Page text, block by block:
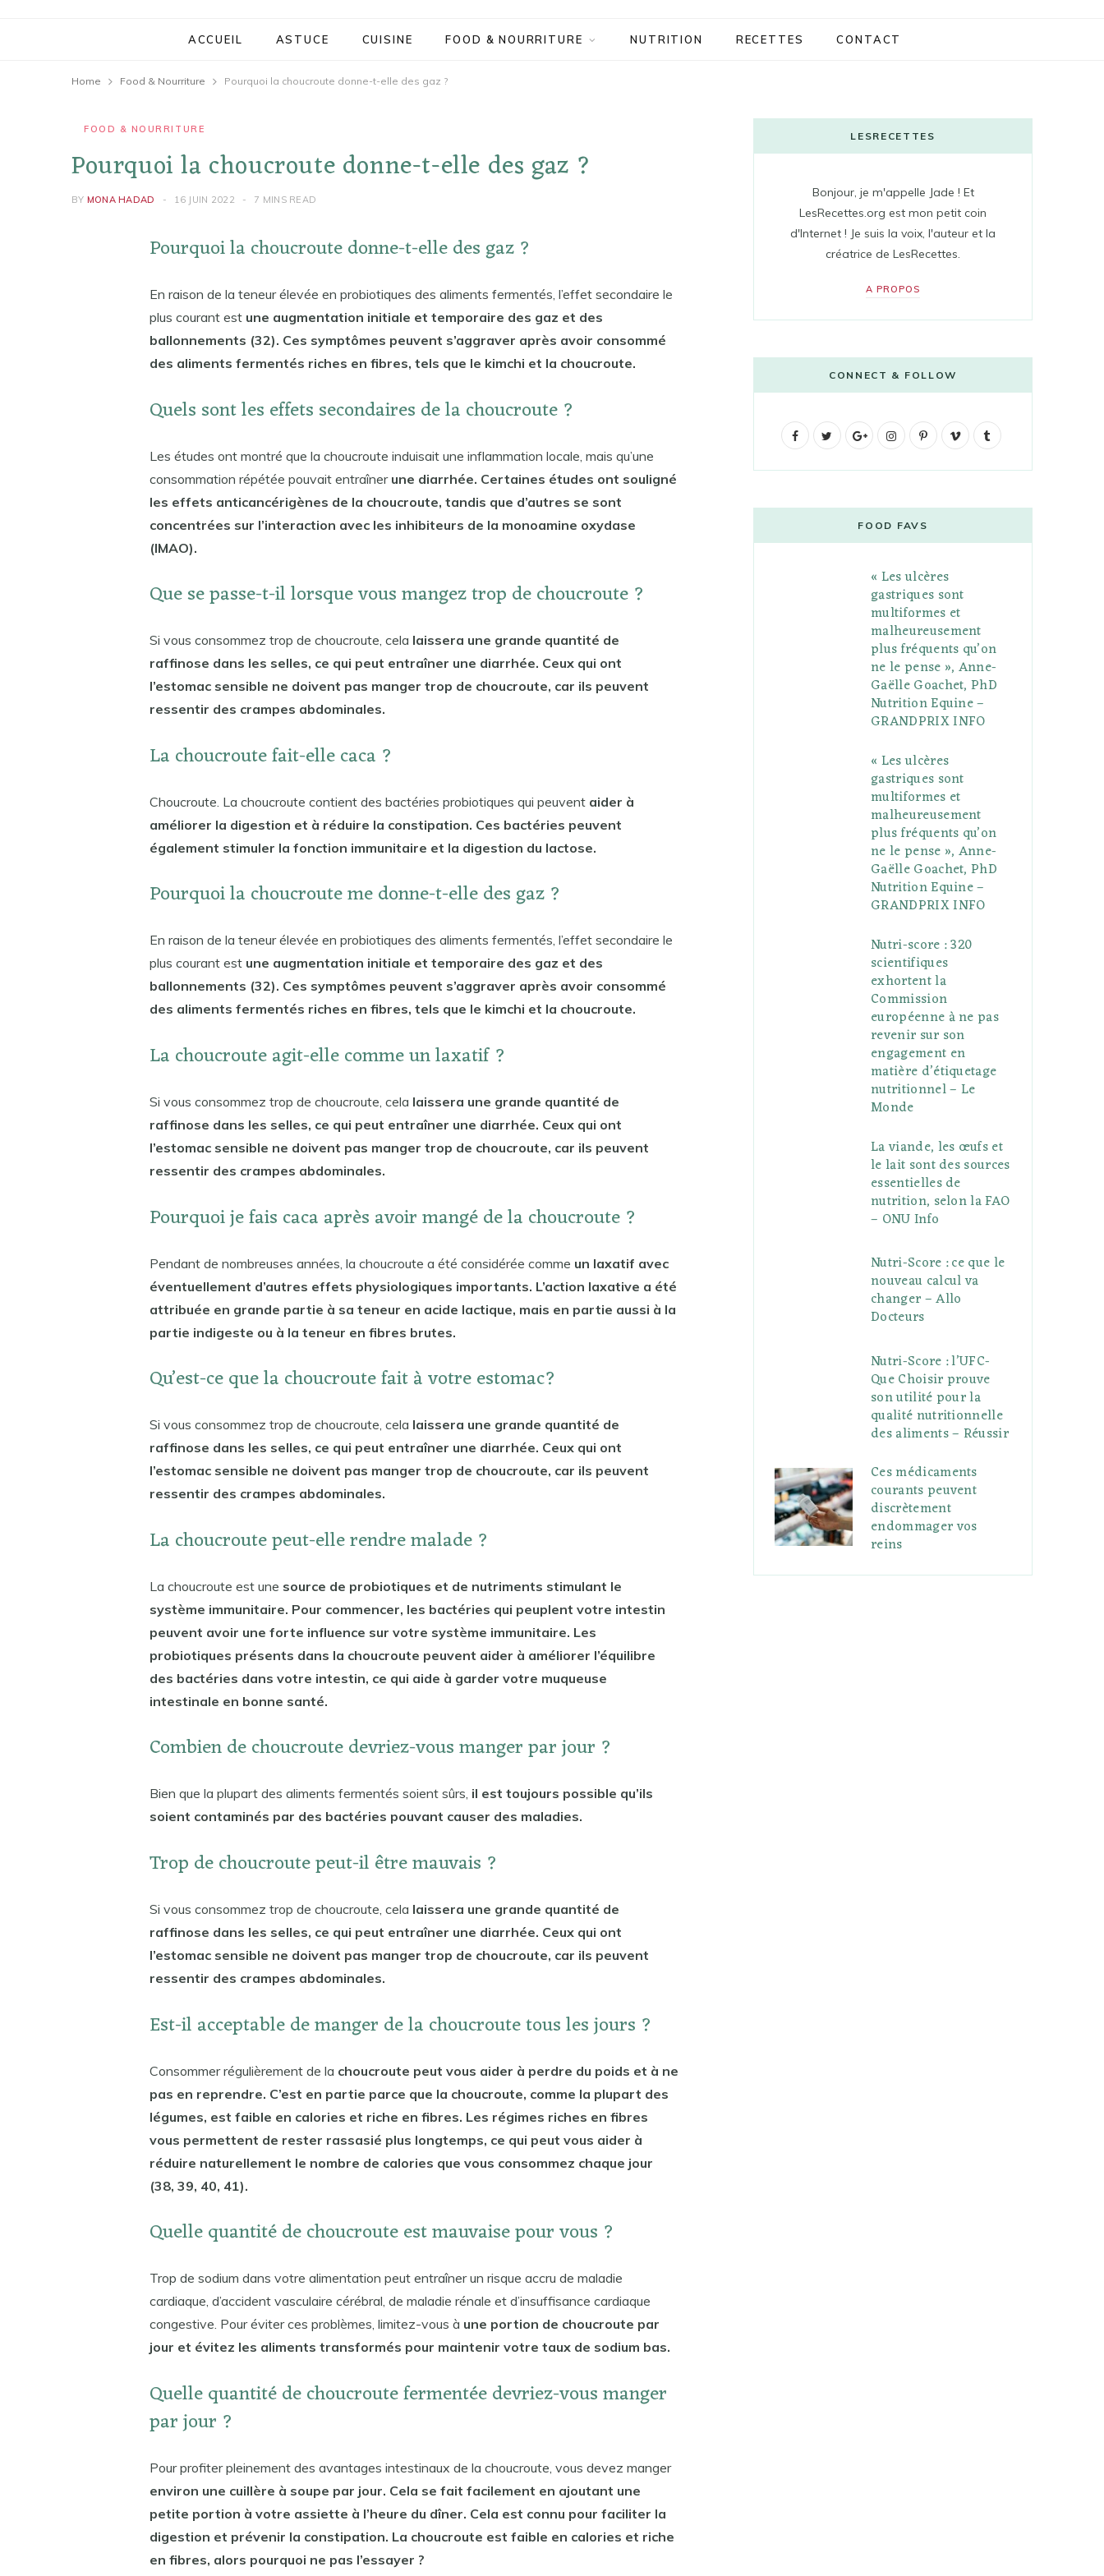
ACCUEIL ASTUCE CUISINE FOOD & NOURRITURE NUTRITION RECETTES CONTACT
Home Food & Nourriture Pourquoi la choucroute donne-t-elle des gaz ?
FOOD & NOURRITURE
Pourquoi la choucroute donne-t-elle des gaz ?
BY MONA HADAD 16 JUIN 2022 7 MINS READ
Pourquoi la choucroute donne-t-elle des gaz ?
En raison de la teneur élevée en probiotiques des aliments fermentés, l’effet secondaire le
plus courant est une augmentation initiale et temporaire des gaz et des
ballonnements (32). Ces symptômes peuvent s’aggraver après avoir consommé
des aliments fermentés riches en fibres, tels que le kimchi et la choucroute.
Quels sont les effets secondaires de la choucroute ?
Les études ont montré que la choucroute induisait une inflammation locale, mais qu’une
consommation répétée pouvait entraîner une diarrhée. Certaines études ont souligné
les effets anticancérigènes de la choucroute, tandis que d’autres se sont
concentrées sur l’interaction avec les inhibiteurs de la monoamine oxydase
(IMAO).
Que se passe-t-il lorsque vous mangez trop de choucroute ?
Si vous consommez trop de choucroute, cela laissera une grande quantité de
raffinose dans les selles, ce qui peut entraîner une diarrhée. Ceux qui ont
l’estomac sensible ne doivent pas manger trop de choucroute, car ils peuvent
ressentir des crampes abdominales.
La choucroute fait-elle caca ?
Choucroute. La choucroute contient des bactéries probiotiques qui peuvent aider à
améliorer la digestion et à réduire la constipation. Ces bactéries peuvent
également stimuler la fonction immunitaire et la digestion du lactose.
Pourquoi la choucroute me donne-t-elle des gaz ?
En raison de la teneur élevée en probiotiques des aliments fermentés, l’effet secondaire le
plus courant est une augmentation initiale et temporaire des gaz et des
ballonnements (32). Ces symptômes peuvent s’aggraver après avoir consommé
des aliments fermentés riches en fibres, tels que le kimchi et la choucroute.
La choucroute agit-elle comme un laxatif ?
Si vous consommez trop de choucroute, cela laissera une grande quantité de
raffinose dans les selles, ce qui peut entraîner une diarrhée. Ceux qui ont
l’estomac sensible ne doivent pas manger trop de choucroute, car ils peuvent
ressentir des crampes abdominales.
Pourquoi je fais caca après avoir mangé de la choucroute ?
Pendant de nombreuses années, la choucroute a été considérée comme un laxatif avec
éventuellement d’autres effets physiologiques importants. L’action laxative a été
attribuée en grande partie à sa teneur en acide lactique, mais en partie aussi à la
partie indigeste ou à la teneur en fibres brutes.
Qu’est-ce que la choucroute fait à votre estomac?
Si vous consommez trop de choucroute, cela laissera une grande quantité de
raffinose dans les selles, ce qui peut entraîner une diarrhée. Ceux qui ont
l’estomac sensible ne doivent pas manger trop de choucroute, car ils peuvent
ressentir des crampes abdominales.
La choucroute peut-elle rendre malade ?
La choucroute est une source de probiotiques et de nutriments stimulant le
système immunitaire. Pour commencer, les bactéries qui peuplent votre intestin
peuvent avoir une forte influence sur votre système immunitaire. Les
probiotiques présents dans la choucroute peuvent aider à améliorer l’équilibre
des bactéries dans votre intestin, ce qui aide à garder votre muqueuse
intestinale en bonne santé.
Combien de choucroute devriez-vous manger par jour ?
Bien que la plupart des aliments fermentés soient sûrs, il est toujours possible qu’ils
soient contaminés par des bactéries pouvant causer des maladies.
Trop de choucroute peut-il être mauvais ?
Si vous consommez trop de choucroute, cela laissera une grande quantité de
raffinose dans les selles, ce qui peut entraîner une diarrhée. Ceux qui ont
l’estomac sensible ne doivent pas manger trop de choucroute, car ils peuvent
ressentir des crampes abdominales.
Est-il acceptable de manger de la choucroute tous les jours ?
Consommer régulièrement de la choucroute peut vous aider à perdre du poids et à ne
pas en reprendre. C’est en partie parce que la choucroute, comme la plupart des
légumes, est faible en calories et riche en fibres. Les régimes riches en fibres
vous permettent de rester rassasié plus longtemps, ce qui peut vous aider à
réduire naturellement le nombre de calories que vous consommez chaque jour
(38, 39, 40, 41).
Quelle quantité de choucroute est mauvaise pour vous ?
Trop de sodium dans votre alimentation peut entraîner un risque accru de maladie
cardiaque, d’accident vasculaire cérébral, de maladie rénale et d’insuffisance cardiaque
congestive. Pour éviter ces problèmes, limitez-vous à une portion de choucroute par
jour et évitez les aliments transformés pour maintenir votre taux de sodium bas.
Quelle quantité de choucroute fermentée devriez-vous manger
par jour ?
Pour profiter pleinement des avantages intestinaux de la choucroute, vous devez manger
environ une cuillère à soupe par jour. Cela se fait facilement en ajoutant une
petite portion à votre assiette à l’heure du dîner. Cela est connu pour faciliter la
digestion et prévenir la constipation. La choucroute est faible en calories et riche
en fibres, alors pourquoi ne pas l’essayer ?
LESRECETTES
Bonjour, je m'appelle Jade ! Et
LesRecettes.org est mon petit coin
d'Internet ! Je suis la voix, l'auteur et la
créatrice de LesRecettes.
A PROPOS
CONNECT & FOLLOW
F
b
t
G
g
l
e
P
u
s
I
t
a
g
r
a
P
e
r
e
s
V
o
l
FOOD FAVS
« Les ulcères
gastriques sont
multiformes et
malheureusement
plus fréquents qu’on
ne le pense », Anne-
Gaëlle Goachet, PhD
Nutrition Equine –
GRANDPRIX INFO
« Les ulcères
gastriques sont
multiformes et
malheureusement
plus fréquents qu’on
ne le pense », Anne-
Gaëlle Goachet, PhD
Nutrition Equine –
GRANDPRIX INFO
Nutri-score : 320
scientifiques
exhortent la
Commission
européenne à ne pas
revenir sur son
engagement en
matière d’étiquetage
nutritionnel – Le
Monde
La viande, les œufs et
le lait sont des sources
essentielles de
nutrition, selon la FAO
– ONU Info
Nutri-Score : ce que le
nouveau calcul va
changer – Allo
Docteurs
Nutri-Score : l’UFC-
Que Choisir prouve
son utilité pour la
qualité nutritionnelle
des aliments – Réussir
Ces médicaments
courants peuvent
discrètement
endommager vos
reins